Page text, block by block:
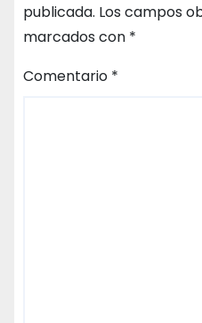
publicada. Los campos
marcados con *
Comentario *